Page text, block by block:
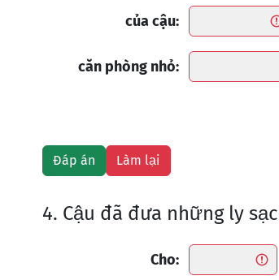
của cậu:
căn phòng nhỏ:
4. Cậu đã đưa những ly
Cho: